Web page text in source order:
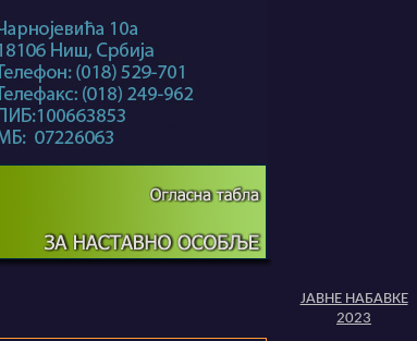
ЈАВНЕ НАБАВКЕ
2023